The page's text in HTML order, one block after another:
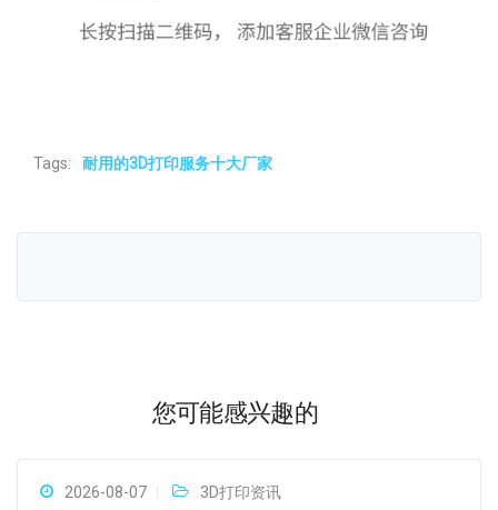
Tags: 耐用的3D打印服务十大厂家
您可能感兴趣的
2026-08-07 3D打印资讯